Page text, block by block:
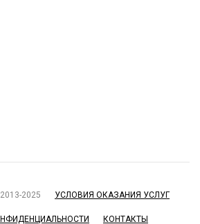
2025 УСЛОВИЯ ОКАЗАНИЯ УСЛУГ
КОНТАКТЫ